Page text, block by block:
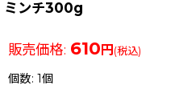
ミンチ300g
販売価格: 610 円 (税込)
個数: 1個